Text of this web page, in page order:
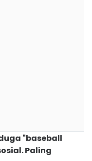
"baseball
Paling